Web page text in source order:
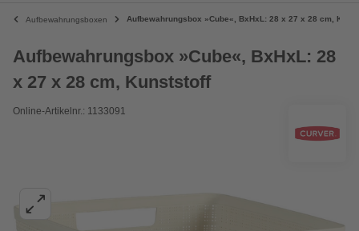
Aufbewahrungsboxen Aufbewahrungsbox »Cube«, BxHxL: 28 x 27 x 28 cm,
Aufbewahrungsbox »Cube«, BxHxL: 28
x 27 x 28 cm, Kunststoff
Online-Artikelnr.: 1133091